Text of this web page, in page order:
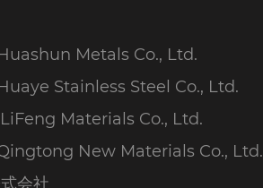
Metals Co., Ltd.
Stainless Steel Co., Ltd.
Materials Co., Ltd.
New Materials Co., Ltd.
会社